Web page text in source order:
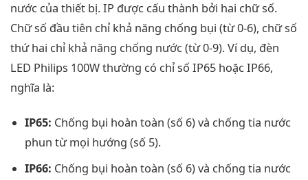
nước của thiết bị. IP được cấu thành bởi hai chữ số.
Chữ số đầu tiên chỉ khả năng chống bụi (từ 0-6), chữ số
thứ hai chỉ khả năng chống nước (từ 0-9). Ví dụ, đèn
LED Philips 100W thường có chỉ số IP65 hoặc IP66,
nghĩa là:
IP65: Chống bụi hoàn toàn (số 6) và chống tia nước
phun từ mọi hướng (số 5).
IP66: Chống bụi hoàn toàn (số 6) và chống tia nước